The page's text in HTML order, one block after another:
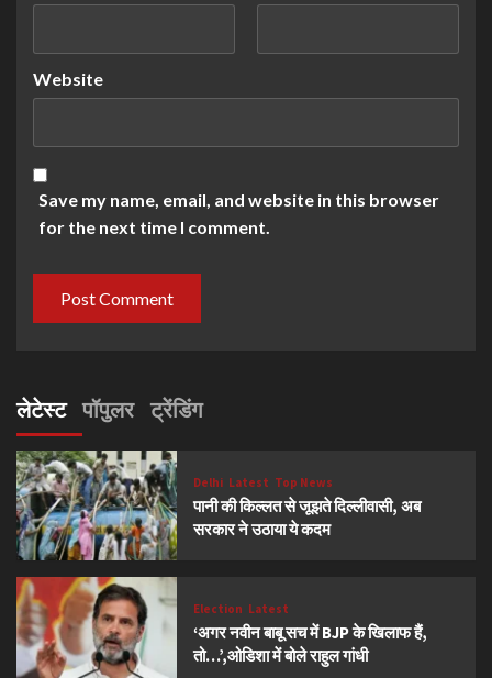
Website
Save my name, email, and website in this browser
for the next time I comment.
लेटेस्ट पॉपुलर ट्रेंडिंग
Delhi Latest Top News
पानी की किल्लत से जूझते दिल्लीवासी, अब
सरकार ने उठाया ये कदम
Election Latest
‘अगर नवीन बाबू सच में BJP के खिलाफ हैं,
तो…’,ओडिशा में बोले राहुल गांधी